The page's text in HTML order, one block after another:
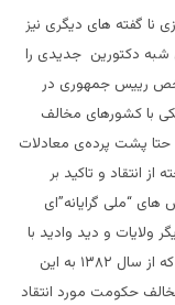
گفته های دیگری نیز
دکتورین جدیدی را
رییس جمهوری در
با کشورهای مخالف
حتا پشت پرده‌ی معادلات
انتقاد و تاکید بر
“ملی گرایانه”‌ای
ولایات و دید وادید با
سران قومی، سرعت بخشیدن به انجام برنامه‌ هایی که از سال ۱۳۸۲ به این
حکومت مورد انتقاد